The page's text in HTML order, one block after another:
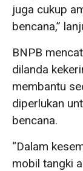
juga cukup
bencana,”
BNPB
dilanda
membantu
diperlukan
bencana.
“Dalam
mobil tangki